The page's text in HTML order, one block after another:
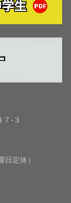
-３
定休）